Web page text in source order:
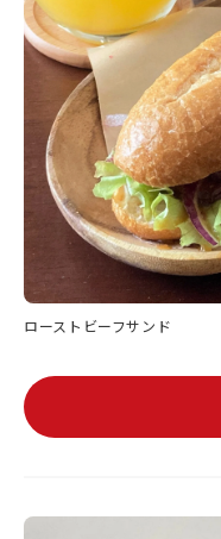
ローストビーフサンド